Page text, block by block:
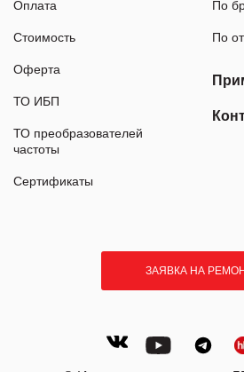
Оплата
Стоимость
Оферта
ТО ИБП
ТО преобразователей
частоты
Сертификаты
По
По
ЗАЯВКА НА